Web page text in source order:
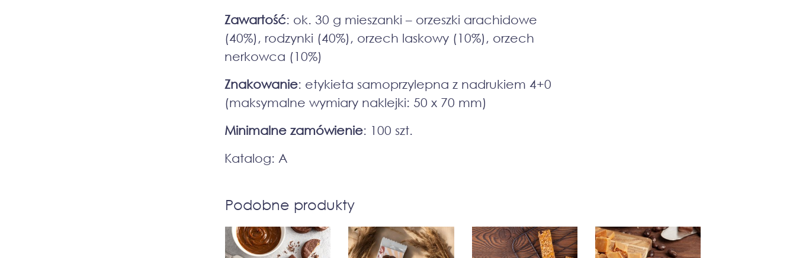
Zawartość: ok. 30 g mieszanki – orzeszki arachidowe
(40%), rodzynki (40%), orzech laskowy (10%), orzech
nerkowca (10%)
Znakowanie: etykieta samoprzylepna z nadrukiem 4+0
(maksymalne wymiary naklejki: 50 x 70 mm)
Minimalne zamówienie: 100 szt.
Katalog: A
Podobne produkty